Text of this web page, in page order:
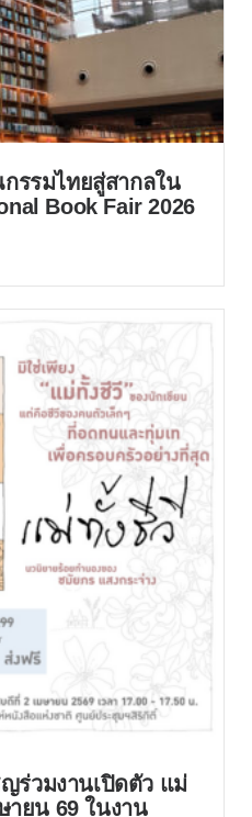
รรมไทยสู่สากลใน
Book Fair 2026
ร่วมงานเปิดตัว แม่
ายน 69 ในงาน